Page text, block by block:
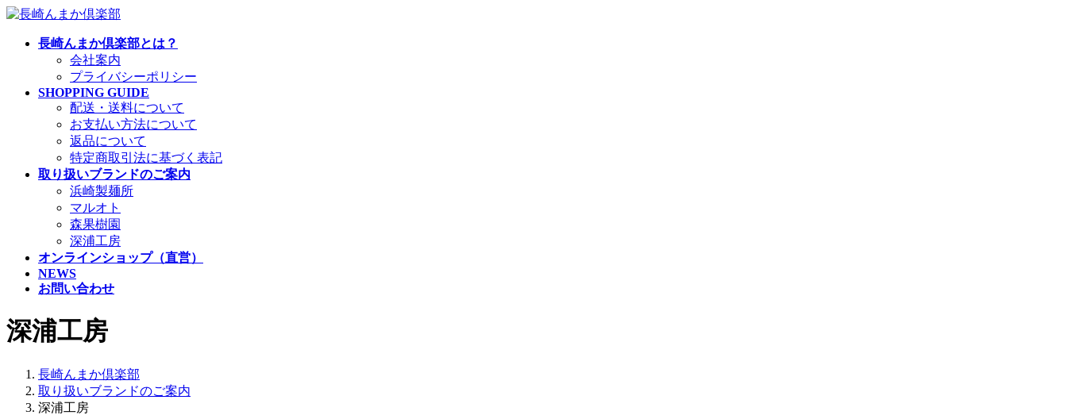
コ
ナ
長崎んまか倶楽部とは？
会社案内
プライバシーポリシー
SHOPPING GUIDE
配送・送料について
お支払い方法について
返品について
特定商取引法に基づく表記
取り扱いブランドのご案内
浜崎製麺所
マルオト
森果樹園
深浦工房
オンラインショップ（直営）
NEWS
お問い合わせ
深浦工房
長崎んまか倶楽部
取り扱いブランドのご案内
深浦工房